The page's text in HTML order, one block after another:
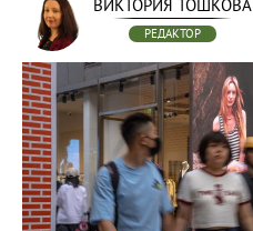
ВИКТОРИЯ ТОШКОВА
РЕДАКТОР